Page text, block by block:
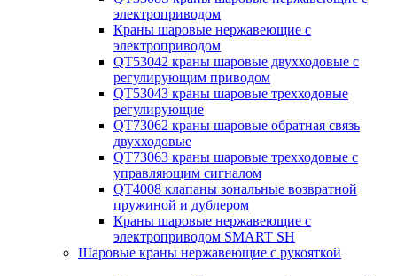
электроприводом
Краны шаровые нержавеющие с
электроприводом
QT53042 краны шаровые двухходовые с
регулирующим приводом
QT53043 краны шаровые трехходовые
регулирующие
QT73062 краны шаровые обратная связь
двухходовые
QT73063 краны шаровые трехходовые с
управляющим сигналом
QT4008 клапаны зональные возвратной
пружиной и дублером
Краны шаровые нержавеющие с
электроприводом SMART SH
Шаровые краны нержавеющие с рукояткой